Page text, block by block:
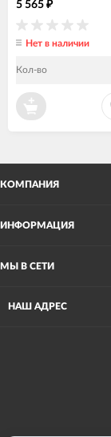
5 565 ₽
Нет в наличии
Кол-во
КОМПАНИЯ
ИНФОРМАЦИЯ
МЫ В СЕТИ
НАШ АДРЕС